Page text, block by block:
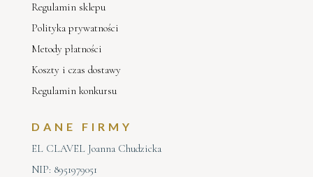
Regulamin sklepu
Polityka prywatności
Metody płatności
Koszty i czas dostawy
Regulamin konkursu
DANE FIRMY
EL CLAVEL Joanna Chudzicka
NIP: 8951979051